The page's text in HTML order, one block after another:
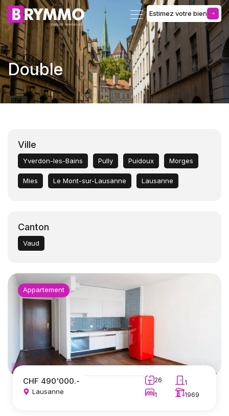
Estimez votre bien
Double
Ville
Yverdon-les-Bains Pully Puidoux Morges
Mies Le Mont-sur-Lausanne Lausanne
Canton
Vaud
Appartement
CHF 490'000.-
Lausanne
26
1
1
1969